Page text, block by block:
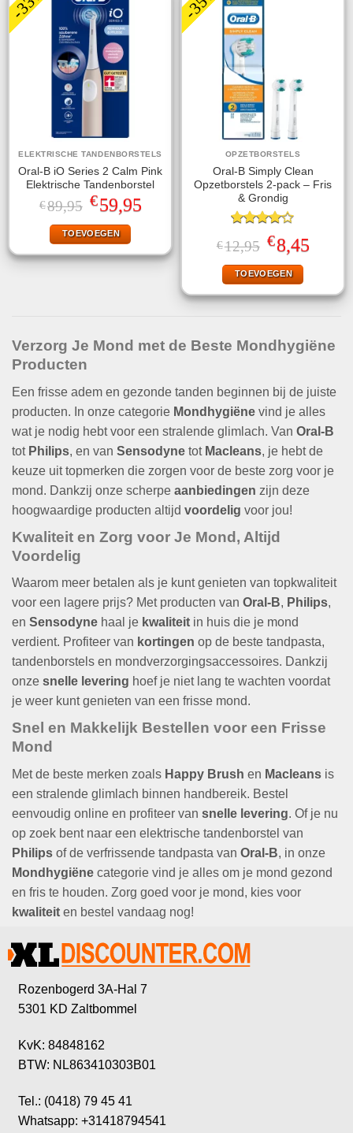
ELEKTRISCHE TANDENBORSTELS
Oral-B iO Series 2 Calm Pink
Elektrische Tandenborstel
€89,95 Oorspronkelijke
prijs
was:
€89,95.
€59,95Huidige
prijs
TOEVOEGEN
OPZETBORSTELS
Oral-B Simply Clean
Opzetborstels 2-pack – Fris
& Grondig
Gewaardeerd
4.00uit
€12,95 Oorspronkelijke
prijs
was:
€12,95.
€8,45Huidige
prijs
TOEVOEGEN
Verzorg Je Mond met de Beste Mondhygiëne
Producten
Een frisse adem en gezonde tanden beginnen bij de juiste
producten. In onze categorie Mondhygiëne vind je alles
wat je nodig hebt voor een stralende glimlach. Van Oral-B
tot Philips, en van Sensodyne tot Macleans, je hebt de
keuze uit topmerken die zorgen voor de beste zorg voor je
mond. Dankzij onze scherpe aanbiedingen zijn deze
hoogwaardige producten altijd voordelig voor jou!
Kwaliteit en Zorg voor Je Mond, Altijd
Voordelig
Waarom meer betalen als je kunt genieten van topkwaliteit
voor een lagere prijs? Met producten van Oral-B, Philips,
en Sensodyne haal je kwaliteit in huis die je mond
verdient. Profiteer van kortingen op de beste tandpasta,
tandenborstels en mondverzorgingsaccessoires. Dankzij
onze snelle levering hoef je niet lang te wachten voordat
je weer kunt genieten van een frisse mond.
Snel en Makkelijk Bestellen voor een Frisse
Mond
Met de beste merken zoals Happy Brush en Macleans is
een stralende glimlach binnen handbereik. Bestel
eenvoudig online en profiteer van snelle levering. Of je nu
op zoek bent naar een elektrische tandenborstel van
Philips of de verfrissende tandpasta van Oral-B, in onze
Mondhygiëne categorie vind je alles om je mond gezond
en fris te houden. Zorg goed voor je mond, kies voor
kwaliteit en bestel vandaag nog!
Rozenbogerd 3A-Hal 7
5301 KD Zaltbommel
KvK: 84848162
BTW: NL863410303B01
Tel.: (0418) 79 45 41
Whatsapp: +31418794541